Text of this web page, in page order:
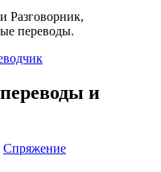
Разговорник,
переводы.
и
Спряжение